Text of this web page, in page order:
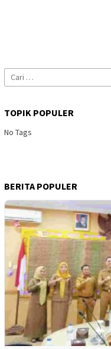
Cari
untuk:
TOPIK POPULER
No Tags
BERITA POPULER